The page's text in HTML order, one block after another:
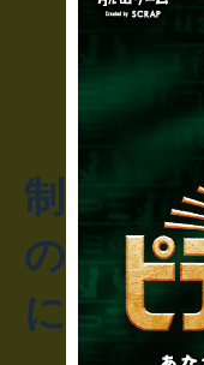
制作の
のお客
にお問